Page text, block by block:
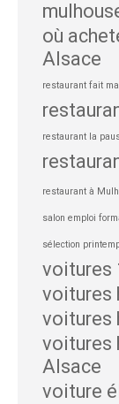
où
Alsace
restaurant fait
restaurant la
restaurant à
salon emploi
sélection
voitures
voitures
voitures
voitures
Alsace
voiture